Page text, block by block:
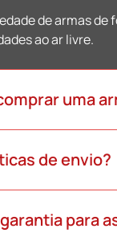
de armas
ao ar livre.
uma
de envio?
para